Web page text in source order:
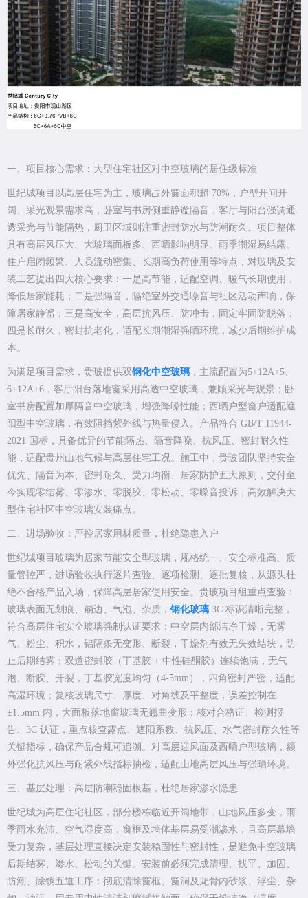
一、项目核心需求：大型住宅社区对中空玻璃的居住级标准
世纪城项目以高层住宅为主，玻璃占外窗面积超 70%，户型开间开
阔、采光观景需求高，卧室与书房侧重静谧隔音，客厅与阳台强调通
透采光与节能隔热，厨卫区域则注重密封防水与防潮耐久。项目整体
具有高层风压大、大玻璃面板多、西晒影响明显、雨季潮湿易结露、
住户启闭频繁、人员流动密集、长期高负荷使用等特点，对玻璃及安
装工艺提出四大核心要求：一是高节能，适配空调、暖气长期使用，
降低居家能耗；二是强隔音，隔绝室外交通噪音与社区活动声响，保
障居家静谧；三是高安全，高层抗风压、防冲击，固定牢固防脱落；
四是长耐久，密封抗老化，适配长期潮湿强晒环境，减少后期维护成
本。
为满足项目需求，贵玻提供双钢化中空玻璃 ，主流配置为5+12A+5、
6+12A+6，客厅阳台落地窗采用高透中空玻璃，兼顾采光与观景；卧
室书房配置加厚隔音中空玻璃，增强降噪性能；西晒户型窗户适配遮
阳型中空玻璃，有效阻挡紫外线与热量侵入。产品符合 GB/T 11944-
2021 国标，具备优异的节能隔热、隔音降噪、抗风压、密封耐久性
能，适配贵州山地气候与高层住宅工况。施工中，贵玻团队坚持安全
优先、隔音为本、密封耐久、受力均衡、居家防护五大原则，交付至
今实现零结雾、零渗水、零脱胶、零松动、零噪音投诉，高效解决大
型住宅社区中空玻璃安装痛点。
二、进场验收：严控居家用材质量，杜绝隐患入户
世纪城项目玻璃为居家节能安全型玻璃，规格统一、安全标准高、质
量管控严，进场验收执行逐片查验、逐项检测、逐批复核，从源头杜
绝不合格产品入场，保障高层居家使用安全。贵玻项目组重点查验：
玻璃表面无划痕、崩边、气泡、杂质， 钢化玻璃 3C 标识清晰完整，
符合高层住宅安全玻璃强制认证要求；中空层内部洁净干燥，无雾
气、粉尘、积水，铝隔条无变形、断裂，干燥剂有效无失效结块，防
止后期结雾；双道密封胶（丁基胶 + 中性硅酮胶）连续饱满，无气
泡、断胶、开裂，丁基胶宽度均匀（4-5mm），四角密封严密，适配
高湿环境；复核玻璃尺寸、厚度、对角线及平整度，误差控制在
±1.5mm 内，大面板落地窗玻璃无翘曲变形；核对合格证、检测报
告、3C 认证，重点核查露点、遮阳系数、抗风压、水气密封耐久性等
关键指标，确保产品合规可追溯。对高层迎风面及西晒户型玻璃，额
外强化抗风压与耐紫外线指标抽检，适配山地高层风压与强晒环境。
三、基层处理：高层防潮稳固根基，杜绝居家渗水隐患
世纪城为高层住宅社区，部分楼栋临近开阔地带，山地风压多变，雨
季雨水充沛、空气湿度高，窗框及墙体基层易受潮渗水，且高层幕墙
受力复杂，基层处理直接决定安装稳固性与密封性，是避免中空玻璃
后期结雾、渗水、松动的关键。安装前必须完成清理、找平、加固、
防潮、除锈五道工序：彻底清除窗框、窗洞及龙骨内砂浆、浮尘、杂